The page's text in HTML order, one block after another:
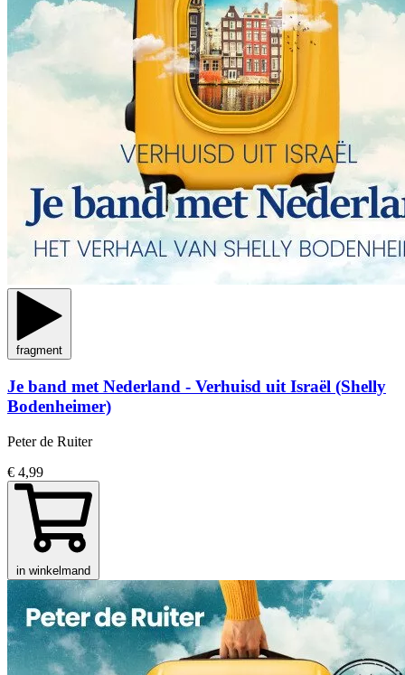
fragment
Je band met Nederland - Verhuisd uit Israël (Shelly
Bodenheimer)
Peter de Ruiter
€ 4,99
in winkelmand